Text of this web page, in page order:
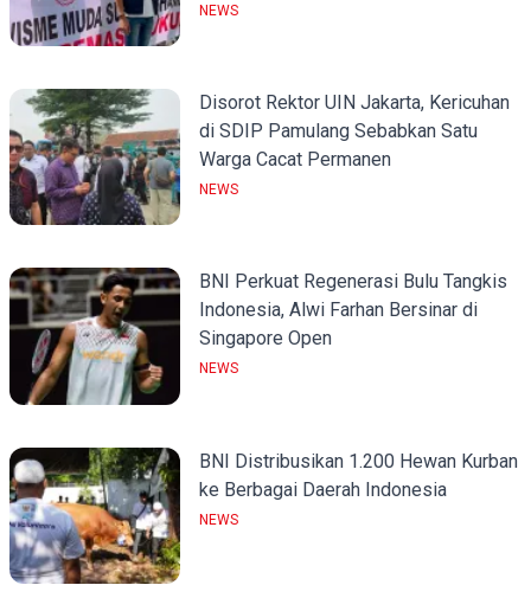
NEWS
Disorot Rektor UIN Jakarta, Kericuhan
di SDIP Pamulang Sebabkan Satu
Warga Cacat Permanen
NEWS
BNI Perkuat Regenerasi Bulu Tangkis
Indonesia, Alwi Farhan Bersinar di
Singapore Open
NEWS
BNI Distribusikan 1.200 Hewan Kurban
ke Berbagai Daerah Indonesia
NEWS